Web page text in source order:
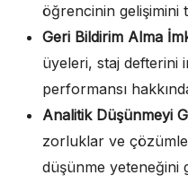
öğrencinin gelişimini
Geri Bildirim Alma
üyeleri, staj defterini
performansı
Analitik Düşünmeyi
zorluklar ve
düşünme yeteneğini